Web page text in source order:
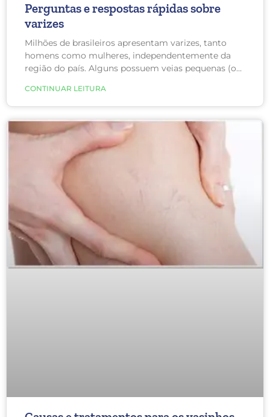
Perguntas e respostas rápidas sobre
varizes
Milhões de brasileiros apresentam varizes, tanto
homens como mulheres, independentemente da
região do país. Alguns possuem veias pequenas (os
veias maiores, que podem, inclusive, sangrar e gerar
ferida.
CONTINUAR LEITURA